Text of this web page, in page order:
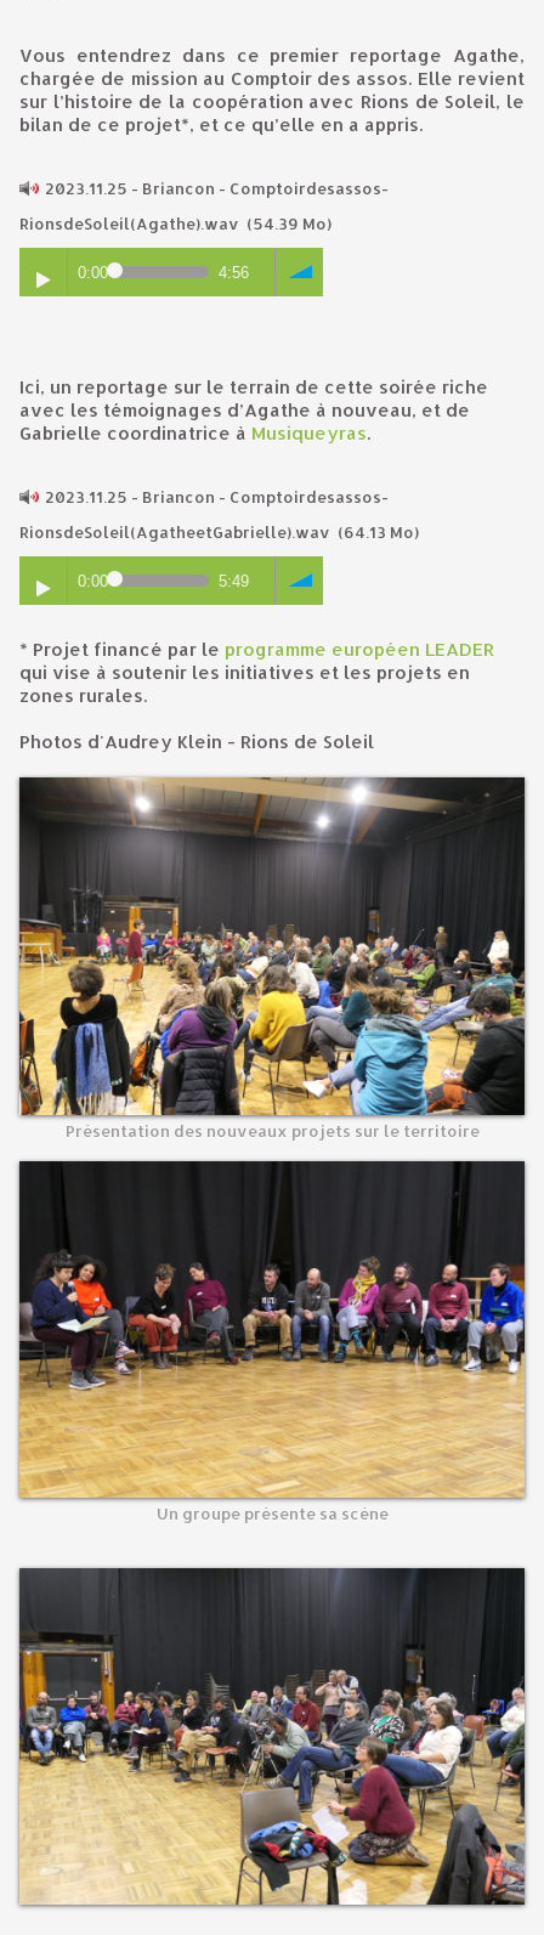
Vous entendrez dans ce premier reportage Agathe,
chargée de mission au Comptoir des assos. Elle revient
sur l’histoire de la coopération avec Rions de Soleil, le
bilan de ce projet*, et ce qu’elle en a appris.
2023.11.25 - Briancon - Comptoirdesassos-
RionsdeSoleil(Agathe).wav (54.39 Mo)
0:00 4:56
Ici, un reportage sur le terrain de cette soirée riche
avec les témoignages d’Agathe à nouveau, et de
Gabrielle coordinatrice à Musiqueyras.
2023.11.25 - Briancon - Comptoirdesassos-
RionsdeSoleil(AgatheetGabrielle).wav (64.13 Mo)
0:00 5:49
* Projet financé par le programme européen LEADER
qui vise à soutenir les initiatives et les projets en
zones rurales.
Photos d'Audrey Klein - Rions de Soleil
Présentation des nouveaux projets sur le territoire
Un groupe présente sa scène